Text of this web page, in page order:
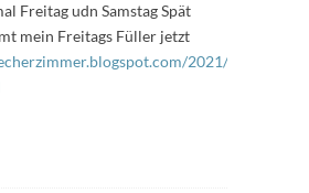
Freitag udn Samstag Spät
mein Freitags Füller jetzt
2021/10/freitags-